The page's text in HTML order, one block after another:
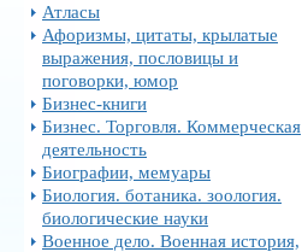
Атласы
Афоризмы, цитаты, крылатые
выражения, пословицы и
поговорки, юмор
Бизнес-книги
Бизнес. Торговля. Коммерческая
деятельность
Биографии, мемуары
Биология. ботаника. зоология.
биологические науки
Военное дело. Военная история,